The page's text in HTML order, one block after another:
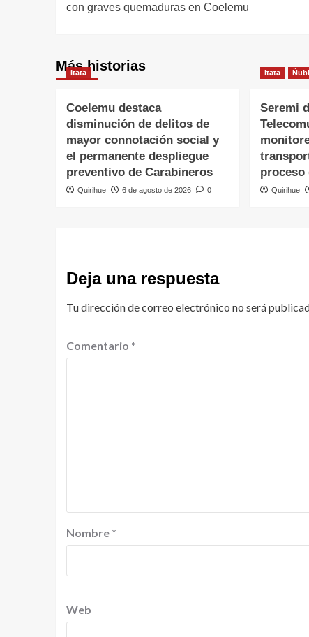
con graves quemaduras en Coelemu
Más historias
Itata
Coelemu destaca
disminución de delitos de
mayor connotación social y
el permanente despliegue
preventivo de Carabineros
Quirihue 6 de agosto de 2026 0
Itata
Seremi
proceso
Quirihue
Deja una respuesta
Tu dirección de correo electrónico no será
Comentario *
Nombre *
Web